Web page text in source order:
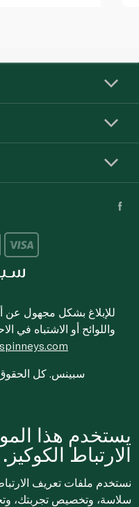
للإبلاغ بشكل مجهول عن
واللوائح أو الاشتباه في
© 2020-2026 سبينس. كل
يستخدم هذا
الارتباط الكوكيز.
نستخدم ملفات تعريف
سلاسة، وتخصيص تجربتك،